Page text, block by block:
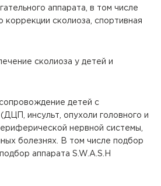
аппарата, в том числе
коррекции сколиоза, спортивная
сколиоза у детей и
детей с
инсульт, опухоли головного и
нервной системы,
болезнях. В том числе подбор
аппарата S.W.A.S.H